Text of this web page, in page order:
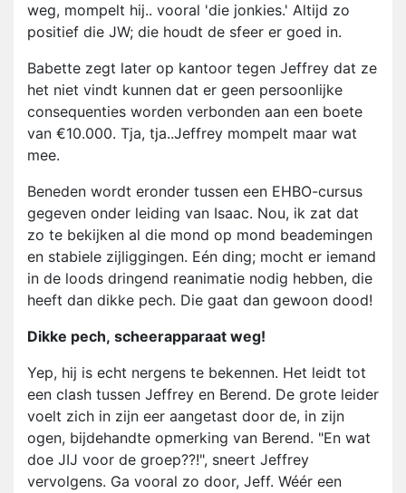
weg, mompelt hij.. vooral 'die jonkies.' Altijd zo
positief die JW; die houdt de sfeer er goed in.
Babette zegt later op kantoor tegen Jeffrey dat ze
het niet vindt kunnen dat er geen persoonlijke
consequenties worden verbonden aan een boete
van €10.000. Tja, tja..Jeffrey mompelt maar wat
mee.
Beneden wordt eronder tussen een EHBO-cursus
gegeven onder leiding van Isaac. Nou, ik zat dat
zo te bekijken al die mond op mond beademingen
en stabiele zijliggingen. Eén ding; mocht er iemand
in de loods dringend reanimatie nodig hebben, die
heeft dan dikke pech. Die gaat dan gewoon dood!
Dikke pech, scheerapparaat weg!
Yep, hij is echt nergens te bekennen. Het leidt tot
een clash tussen Jeffrey en Berend. De grote leider
voelt zich in zijn eer aangetast door de, in zijn
ogen, bijdehandte opmerking van Berend. "En wat
doe JIJ voor de groep??!", sneert Jeffrey
vervolgens. Ga vooral zo door, Jeff. Wéér een